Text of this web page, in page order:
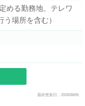
める勤務地、テレワ
場所を含む）
最終更新日：2026/08/06